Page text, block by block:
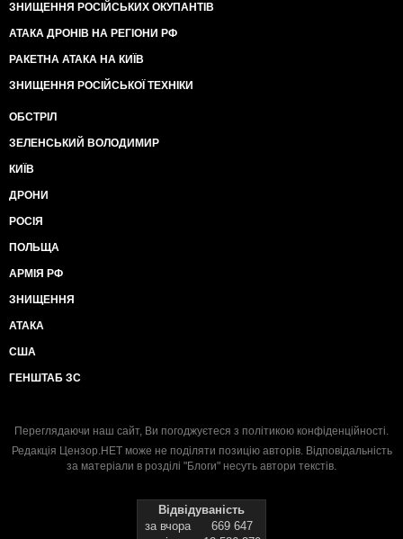
ЗНИЩЕННЯ РОСІЙСЬКИХ ОКУПАНТІВ
АТАКА ДРОНІВ НА РЕГІОНИ РФ
РАКЕТНА АТАКА НА КИЇВ
ЗНИЩЕННЯ РОСІЙСЬКОЇ ТЕХНІКИ
ОБСТРІЛ
ЗЕЛЕНСЬКИЙ ВОЛОДИМИР
КИЇВ
ДРОНИ
РОСІЯ
ПОЛЬЩА
АРМІЯ РФ
ЗНИЩЕННЯ
АТАКА
США
ГЕНШТАБ ЗС
Переглядаючи наш сайт, Ви погоджуєтеся з політикою конфіденційності.
Редакція Цензор.НЕТ може не поділяти позицію авторів. Відповідальність
за матеріали в розділі "Блоги" несуть автори текстів.
Відвідуваність
за вчора
669 647